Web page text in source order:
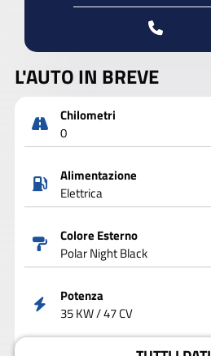
L'AUTO IN BREVE
Chilometri
0
Alimentazione
Elettrica
Colore Esterno
Polar Night Black
Potenza
35 KW / 47 CV